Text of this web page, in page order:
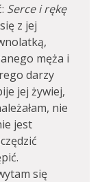
Serce i rękę
z jej
męża i
darzy
jej żywiej,
nie
jest
się